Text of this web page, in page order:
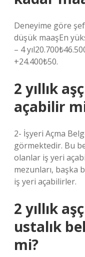
Deneyime göre
düşük maaşEn
– 4
+24.400₺50.
2 yıllık
açabilir
2- İşyeri Açma
görmektedir. Bu
olanlar iş yeri
mezunları, başka
iş yeri açabilirler.
2 yıllık
ustalık
mi?